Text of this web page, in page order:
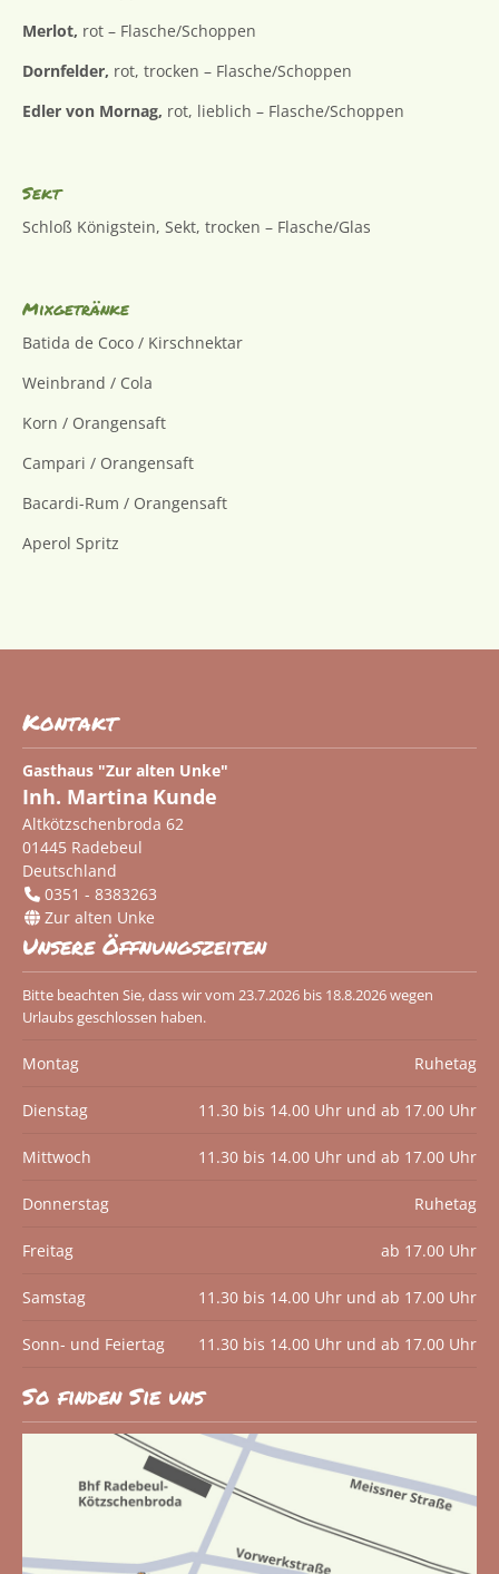
Merlot, rot – Flasche/Schoppen
Dornfelder, rot, trocken – Flasche/Schoppen
Edler von Mornag, rot, lieblich – Flasche/Schoppen
Sekt
Schloß Königstein, Sekt, trocken – Flasche/Glas
Mixgetränke
Batida de Coco / Kirschnektar
Weinbrand / Cola
Korn / Orangensaft
Campari / Orangensaft
Bacardi-Rum / Orangensaft
Aperol Spritz
Kontakt
Gasthaus "Zur alten Unke"
Inh. Martina Kunde
Altkötzschenbroda 62
01445 Radebeul
Deutschland
0351 - 8383263
Zur alten Unke
Unsere Öffnungszeiten
Bitte beachten Sie, dass wir vom 23.7.2026 bis 18.8.2026 wegen
Urlaubs geschlossen haben.
Montag Ruhetag
Dienstag 11.30 bis 14.00 Uhr und ab 17.00 Uhr
Mittwoch 11.30 bis 14.00 Uhr und ab 17.00 Uhr
Donnerstag Ruhetag
Freitag ab 17.00 Uhr
Samstag 11.30 bis 14.00 Uhr und ab 17.00 Uhr
Sonn- und Feiertag 11.30 bis 14.00 Uhr und ab 17.00 Uhr
So finden Sie uns